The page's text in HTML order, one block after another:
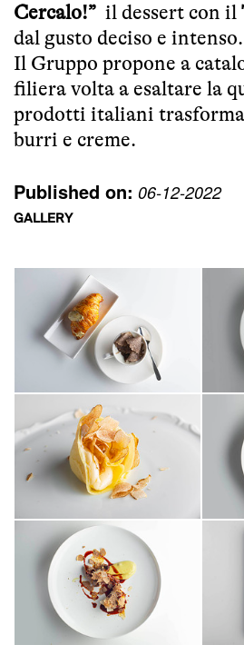
Cercalo!” il dessert con il
dal gusto deciso e intenso.
Il Gruppo propone a
filiera volta a esaltare la
prodotti italiani
burri e creme.
Published on: 06-12-2022
GALLERY